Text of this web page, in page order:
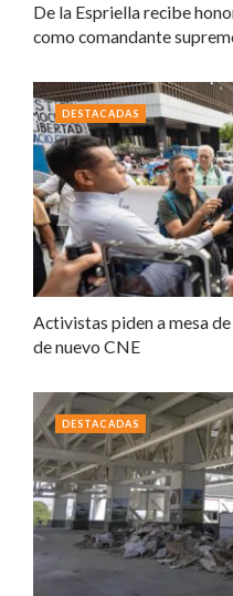
De la Espriella recibe
como comandante
Activistas piden a mesa
de nuevo CNE
DESTACADAS
DESTACADAS